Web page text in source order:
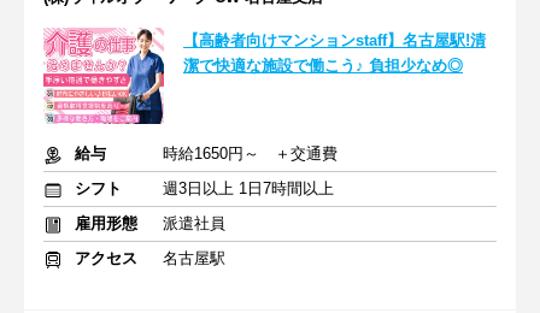
【高齢者向けマンションstaff】名古屋駅!清
潔で快適な施設で働こう♪ 負担少なめ◎
給与
時給1650円～ ＋交通費
シフト
週3日以上 1日7時間以上
雇用形態
派遣社員
アクセス
名古屋駅